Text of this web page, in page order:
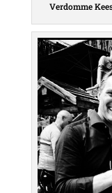
Verdomme